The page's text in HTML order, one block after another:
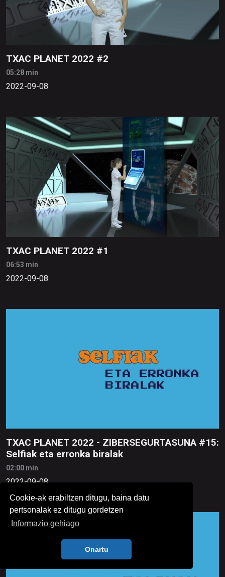
Cookie-ak erabiltzen ditugu, baina datu
pertsonalak ez ditugu gordetzen
Informazio gehiago
Onartu
TXAC PLANET 2022 #2
05:28 min
2022-09-08
TXAC PLANET 2022 #1
06:53 min
2022-09-08
TXAC PLANET 2022 - ZIBERSEGURTASUNA #15:
Selfiak eta erronka biralak
02:00 min
2022-09-08